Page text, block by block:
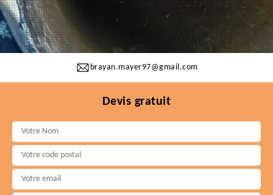
brayan.mayer97@gmail.com
Devis gratuit